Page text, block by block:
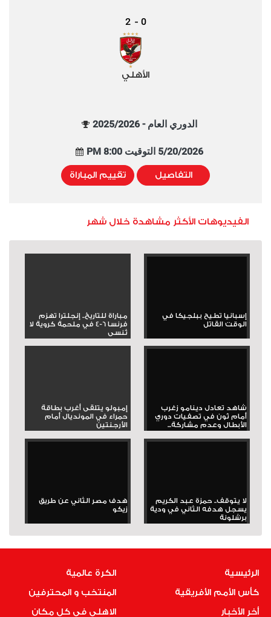
0
-
2
الأهلي
الدوري العام - 2025/2026
5/20/2026 التوقيت 8:00 PM
التفاصيل تقييم المباراة
الفيديوهات الأكثر مشاهدة خلال شهر
إسبانيا تطيح ببلجيكا في
الوقت القاتل
مباراة للتاريخ.. إنجلترا تهزم
فرنسا 6-4 في ملحمة كروية لا
تُنسى
شاهد تعادل دينامو زغرب
أمام ثون في تصفيات دوري
الأبطال وعدم مشاركة...
إمبولو يتلقى أغرب بطاقة
حمراء في المونديال أمام
الأرجنتين
لا يتوقف.. حمزة عبد الكريم
يسجل هدفه الثاني في ودية
برشلونة
هدف مصر الثاني عن طريق
زيكو
الرئيسية
كأس الأمم الأفريقية
أخر الأخبار
الكرة عالمية
المنتخب و المحترفين
الاهلى فى كل مكان